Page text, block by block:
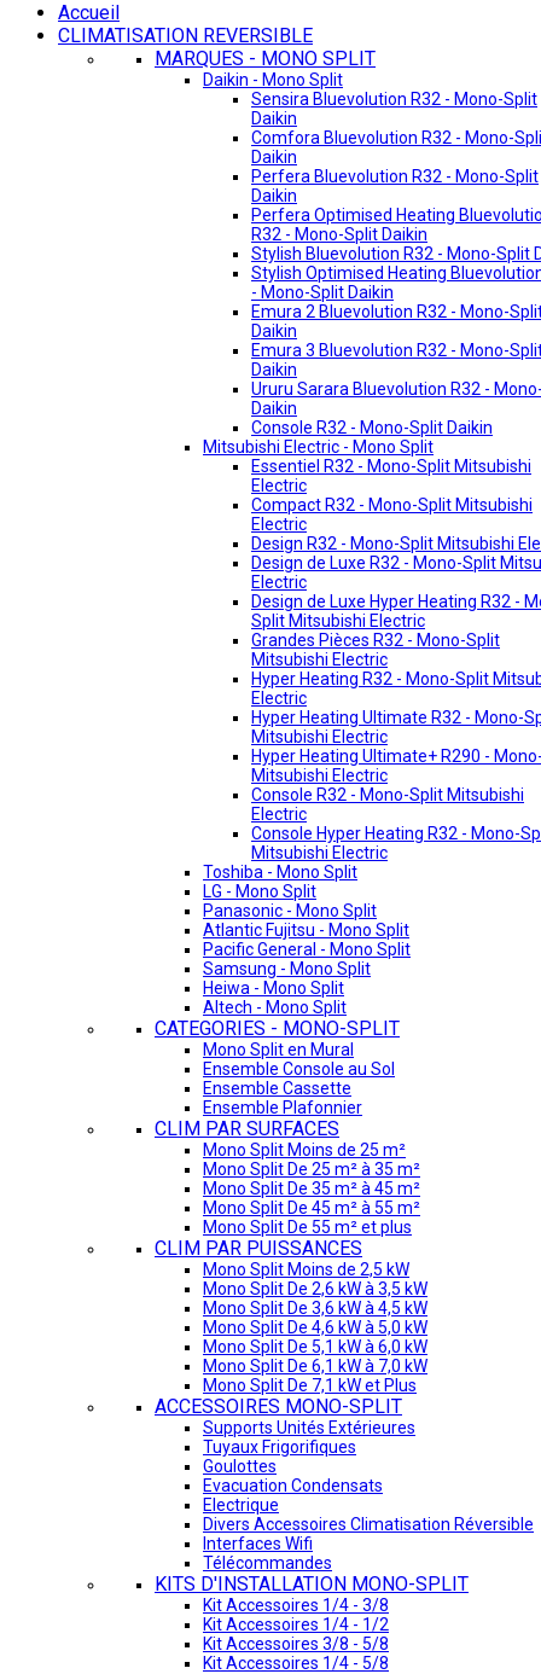
Accueil
CLIMATISATION REVERSIBLE
MARQUES - MONO SPLIT
Daikin - Mono Split
Sensira Bluevolution R32 - Mono-Split
Daikin
Comfora Bluevolution R32 - Mono-
Daikin
Perfera Bluevolution R32 - Mono-Split
Daikin
Perfera Optimised Heating
R32 - Mono-Split Daikin
Stylish Bluevolution R32 - Mono-Split
Stylish Optimised Heating
- Mono-Split Daikin
Emura 2 Bluevolution R32 - Mono-
Daikin
Emura 3 Bluevolution R32 - Mono-
Daikin
Ururu Sarara Bluevolution R32 -
Daikin
Console R32 - Mono-Split Daikin
Mitsubishi Electric - Mono Split
Essentiel R32 - Mono-Split Mitsubishi
Electric
Compact R32 - Mono-Split Mitsubishi
Electric
Design R32 - Mono-Split Mitsubishi
Design de Luxe R32 - Mono-Split
Electric
Design de Luxe Hyper Heating R32 -
Split Mitsubishi Electric
Grandes Pièces R32 - Mono-Split
Mitsubishi Electric
Hyper Heating R32 - Mono-Split
Electric
Hyper Heating Ultimate R32 - Mono-
Mitsubishi Electric
Hyper Heating Ultimate+ R290 -
Mitsubishi Electric
Console R32 - Mono-Split Mitsubishi
Electric
Console Hyper Heating R32 - Mono-
Mitsubishi Electric
Toshiba - Mono Split
LG - Mono Split
Panasonic - Mono Split
Atlantic Fujitsu - Mono Split
Pacific General - Mono Split
Samsung - Mono Split
Heiwa - Mono Split
Altech - Mono Split
CATEGORIES - MONO-SPLIT
Mono Split en Mural
Ensemble Console au Sol
Ensemble Cassette
Ensemble Plafonnier
CLIM PAR SURFACES
Mono Split Moins de 25 m²
Mono Split De 25 m² à 35 m²
Mono Split De 35 m² à 45 m²
Mono Split De 45 m² à 55 m²
Mono Split De 55 m² et plus
CLIM PAR PUISSANCES
Mono Split Moins de 2,5 kW
Mono Split De 2,6 kW à 3,5 kW
Mono Split De 3,6 kW à 4,5 kW
Mono Split De 4,6 kW à 5,0 kW
Mono Split De 5,1 kW à 6,0 kW
Mono Split De 6,1 kW à 7,0 kW
Mono Split De 7,1 kW et Plus
ACCESSOIRES MONO-SPLIT
Supports Unités Extérieures
Tuyaux Frigorifiques
Goulottes
Evacuation Condensats
Electrique
Divers Accessoires Climatisation Réversible
Interfaces Wifi
Télécommandes
KITS D'INSTALLATION MONO-SPLIT
Kit Accessoires 1/4 - 3/8
Kit Accessoires 1/4 - 1/2
Kit Accessoires 3/8 - 5/8
Kit Accessoires 1/4 - 5/8